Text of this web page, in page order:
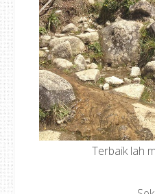
Terbaik lah